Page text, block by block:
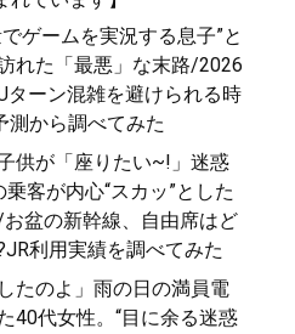
ゲームを実況する息子”と
れた「最悪」な末路/2026
ターン混雑を避けられる時
測から調べてみた
供が「座りたい~!」迷惑
客が内心“スカッ”とした
盆の新幹線、自由席はど
利用実績を調べてみた
たのよ」雨の日の満員電
40代女性。“目に余る迷惑